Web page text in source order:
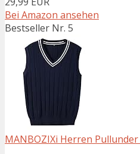
Bei Amazon ansehen
Bestseller Nr. 5
MANBOZIXi Herren